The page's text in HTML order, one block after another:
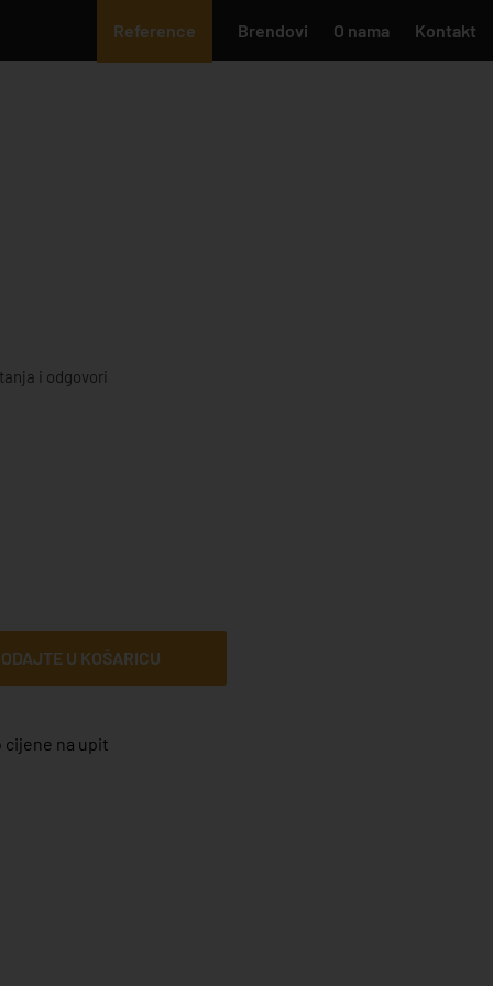
Reference Brendovi O nama Kontakt
i odgovori
U KOŠARICU
cijene na upit